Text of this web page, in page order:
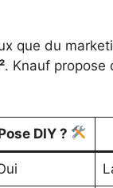
que du
. Knauf propose
DIY ?